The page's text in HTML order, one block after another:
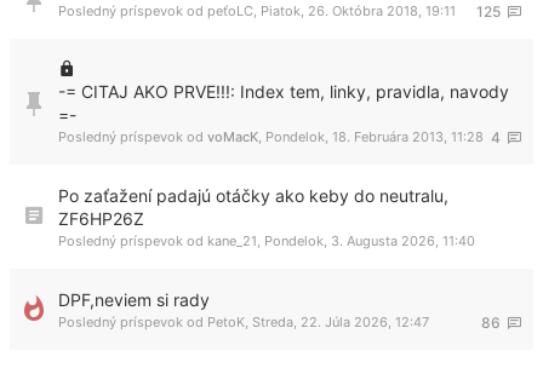
125
Posledný príspevok od peťoLC Piatok, 26. Októbra 2018, 19:11
-= CITAJ AKO PRVE!!!: Index tem, linky, pravidla, navody
=-
4
Posledný príspevok od voMacK Pondelok, 18. Februára 2013, 11:28
Po zaťažení padajú otáčky ako keby do neutralu,
ZF6HP26Z
Posledný príspevok od kane_21 Pondelok, 3. Augusta 2026, 11:40
DPF,neviem si rady
86
Posledný príspevok od PetoK Streda, 22. Júla 2026, 12:47